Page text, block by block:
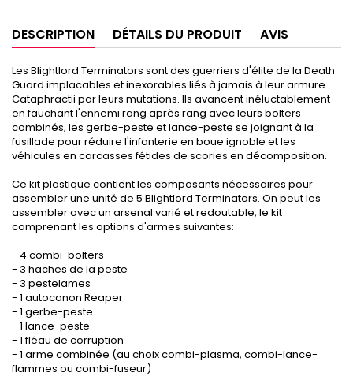
DESCRIPTION DÉTAILS DU PRODUIT AVIS
Les Blightlord Terminators sont des guerriers d'élite de la Death
Guard implacables et inexorables liés à jamais à leur armure
Cataphractii par leurs mutations. Ils avancent inéluctablement
en fauchant l'ennemi rang après rang avec leurs bolters
combinés, les gerbe-peste et lance-peste se joignant à la
fusillade pour réduire l'infanterie en boue ignoble et les
véhicules en carcasses fétides de scories en décomposition.
Ce kit plastique contient les composants nécessaires pour
assembler une unité de 5 Blightlord Terminators. On peut les
assembler avec un arsenal varié et redoutable, le kit
comprenant les options d'armes suivantes:
- 4 combi-bolters
- 3 haches de la peste
- 3 pestelames
- 1 autocanon Reaper
- 1 gerbe-peste
- 1 lance-peste
- 1 fléau de corruption
- 1 arme combinée (au choix combi-plasma, combi-lance-
flammes ou combi-fuseur)